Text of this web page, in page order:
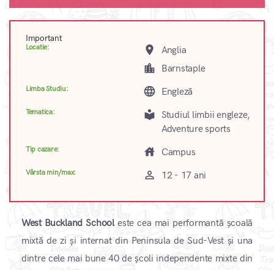
Important
Locatie: place Anglia
location_city Barnstaple
Limba Studiu: language Engleză
Tematica: local_library Studiul limbii engleze,
Adventure sports
Tip cazare: house Campus
Vârsta min/max: perm_identity 12 - 17 ani
West Buckland Schooleste cea mai performantă școală
mixtă de zi și internat din Peninsula de Sud-Vest și una
dintre cele mai bune 40 de școli independente mixte din